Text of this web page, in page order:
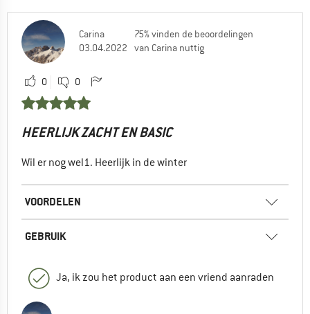
Carina
03.04.2022
75% vinden de beoordelingen
van Carina nuttig
0 0
HEERLIJK ZACHT EN BASIC
Wil er nog wel1. Heerlijk in de winter
VOORDELEN
GEBRUIK
Ja, ik zou het product aan een vriend aanraden